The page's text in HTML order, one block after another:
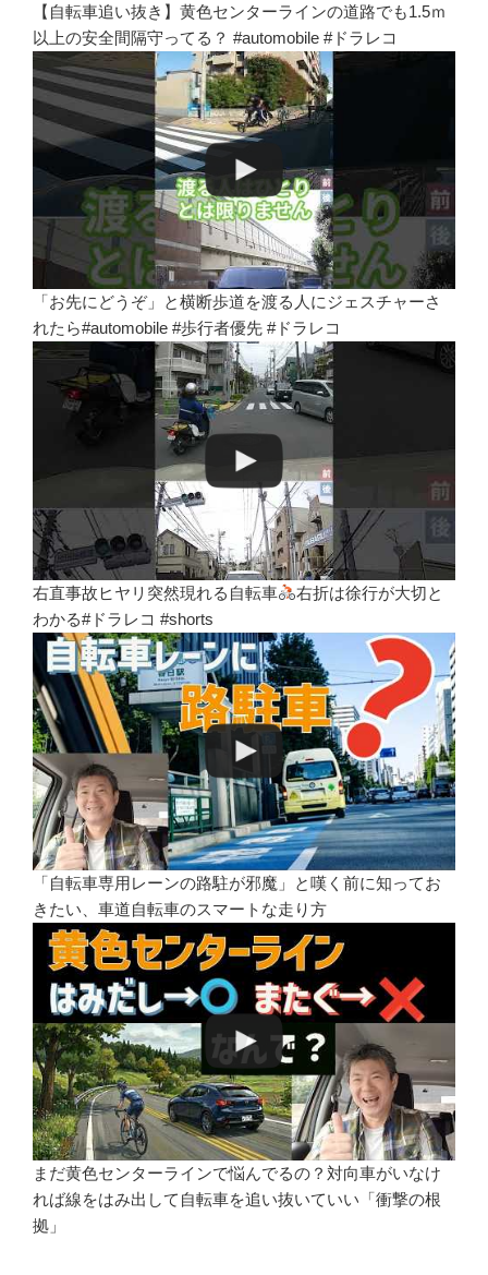
【自転車追い抜き】黄色センターラインの道路でも1.5ｍ
以上の安全間隔守ってる？ #automobile #ドラレコ
「お先にどうぞ」と横断歩道を渡る人にジェスチャーさ
れたら#automobile #歩行者優先 #ドラレコ
右直事故ヒヤリ突然現れる自転車
右折は徐行が大切と
わかる#ドラレコ #shorts
「自転車専用レーンの路駐が邪魔」と嘆く前に知ってお
きたい、車道自転車のスマートな走り方
まだ黄色センターラインで悩んでるの？対向車がいなけ
れば線をはみ出して自転車を追い抜いていい「衝撃の根
拠」